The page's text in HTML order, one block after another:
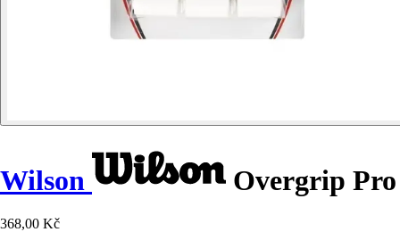
Wilson Overgrip Pro
368,00 Kč